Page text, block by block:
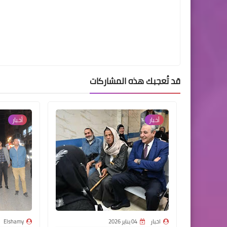
قد تُعجبك هذه المشاركات
أخبار
اخبار 04 يناير 2026
أخبار
Elshamy